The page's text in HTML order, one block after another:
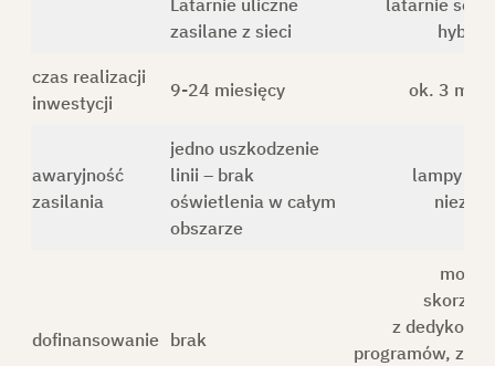
zasilane z sieci
czas realizacji
inwestycji
9-24 miesięcy ok. 3
awaryjność
zasilania
jedno uszkodzenie
linii – brak
oświetlenia w całym
obszarze
lampy
dofinansowanie brak
z
programów,